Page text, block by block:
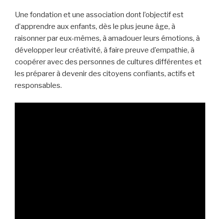
Une fondation et une association dont l’objectif est
d’apprendre aux enfants, dès le plus jeune âge, à
raisonner par eux-mêmes, à amadouer leurs émotions, à
développer leur créativité, à faire preuve d’empathie, à
coopéreravec des personnes de cultures différentes et
les préparer à devenirdes citoyens confiants, actifs et
responsables.